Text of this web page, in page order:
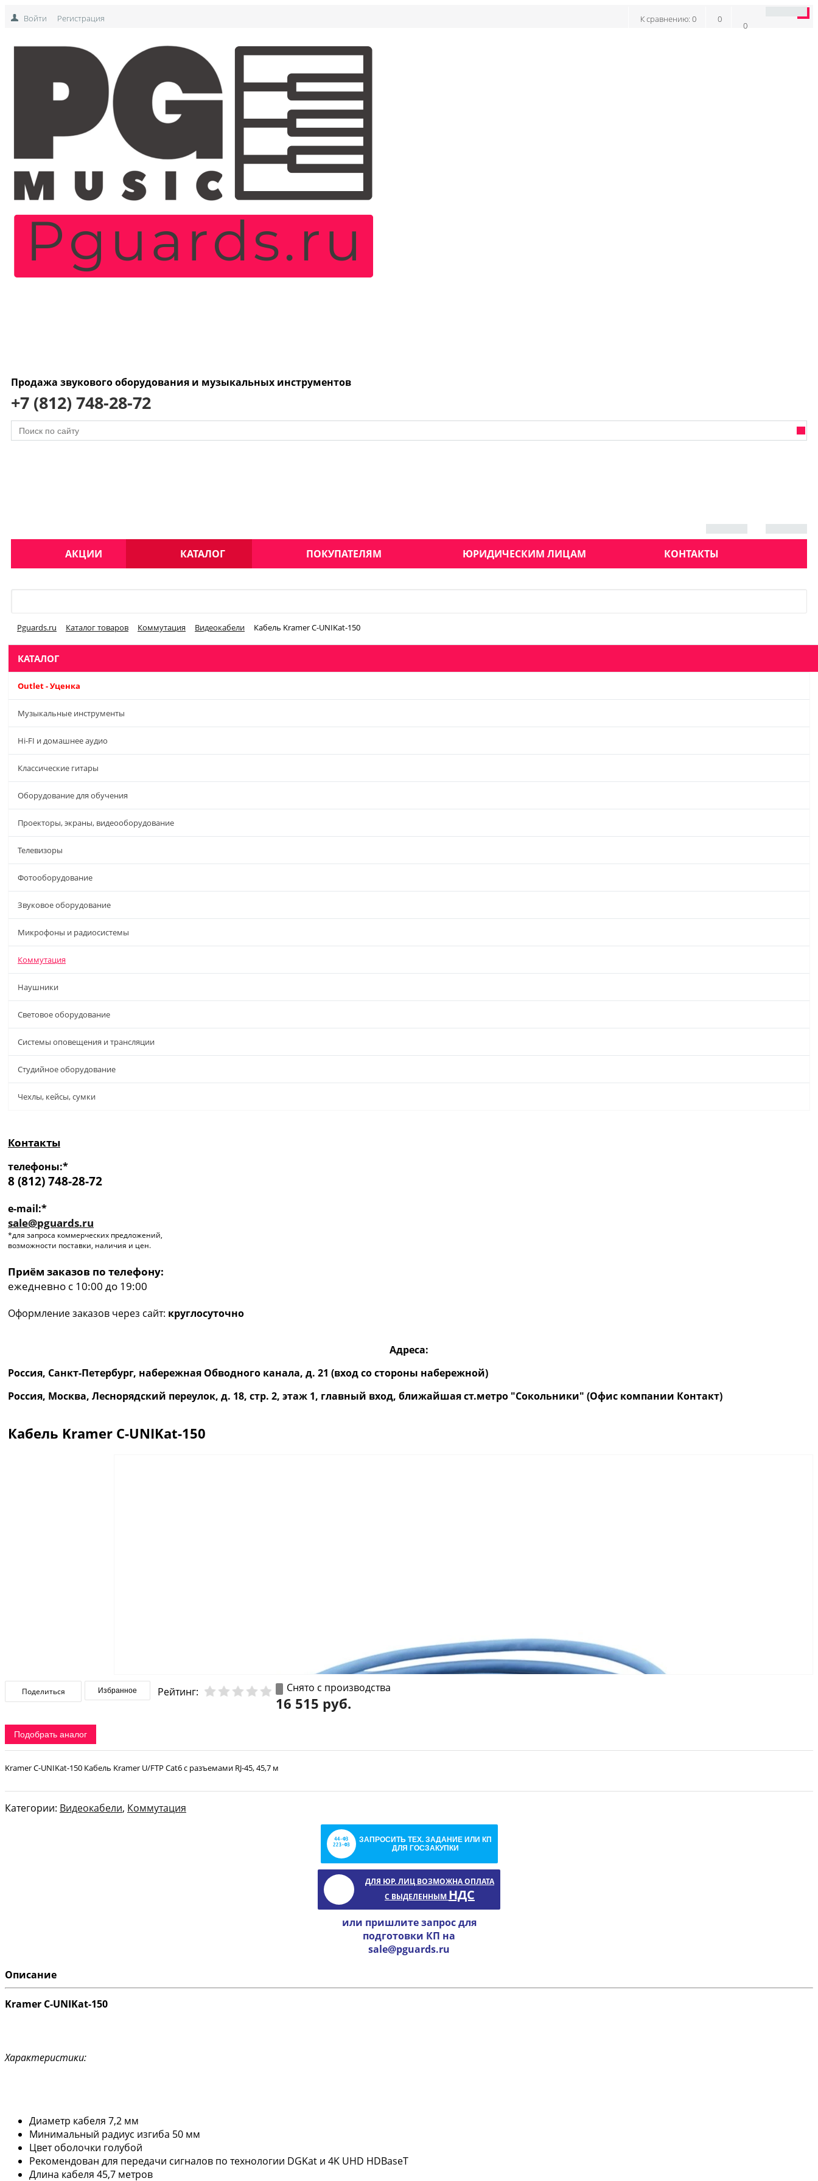
Войти Регистрация
0
0
К сравнению: 0
Продажа звукового оборудования и музыкальных инструментов
+7 (812) 748-28-72
АКЦИИ КАТАЛОГ ПОКУПАТЕЛЯМ ЮРИДИЧЕСКИМ ЛИЦАМ КОНТАКТЫ
Pguards.ru Каталог товаров Коммутация Видеокабели Кабель Kramer C-UNIKat-150
КАТАЛОГ
Outlet - Уценка
Музыкальные инструменты
Hi-FI и домашнее аудио
Классические гитары
Оборудование для обучения
Проекторы, экраны, видеооборудование
Телевизоры
Фотооборудование
Звуковое оборудование
Микрофоны и радиосистемы
Коммутация
Наушники
Световое оборудование
Системы оповещения и трансляции
Студийное оборудование
Чехлы, кейсы, сумки
Контакты
телефоны:*
8 (812) 748-28-72
e-mail:*
sale@pguards.ru
*для запроса коммерческих предложений,
возможности поставки, наличия и цен.
Приём заказов по телефону:
ежедневно с 10:00 до 19:00
Оформление заказов через сайт: круглосуточно
Адреса:
Россия, Санкт-Петербург, набережная Обводного канала, д. 21 (вход со стороны набережной)
Россия, Москва, Леснорядский переулок, д. 18, стр. 2, этаж 1, главный вход, ближайшая ст.метро "Сокольники" (Офис компании Контакт)
Кабель Kramer C-UNIKat-150
Поделиться Избранное Рейтинг: Снято с производства
16 515 руб.
Подобрать аналог
Kramer C-UNIKat-150 Кабель Kramer U/FTP Cat6 с разъемами RJ-45, 45,7 м
Категории: Видеокабели, Коммутация
ЗАПРОСИТЬ ТЕХ. ЗАДАНИЕ ИЛИ КП
ДЛЯ ГОСЗАКУПКИ
ДЛЯ ЮР. ЛИЦ ВОЗМОЖНА ОПЛАТА
С ВЫДЕЛЕННЫМ НДС
или пришлите запрос для
подготовки КП на
sale@pguards.ru
Описание
Kramer C-UNIKat-150
Характеристики:
Диаметр кабеля 7,2 мм
Минимальный радиус изгиба 50 мм
Цвет оболочки голубой
Рекомендован для передачи сигналов по технологии DGKat и 4K UHD HDBaseT
Длина кабеля 45,7 метров